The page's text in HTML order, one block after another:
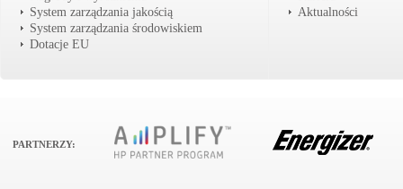
System zarządzania jakością
System zarządzania środowiskiem
Dotacje EU
Aktualności
PARTNERZY: